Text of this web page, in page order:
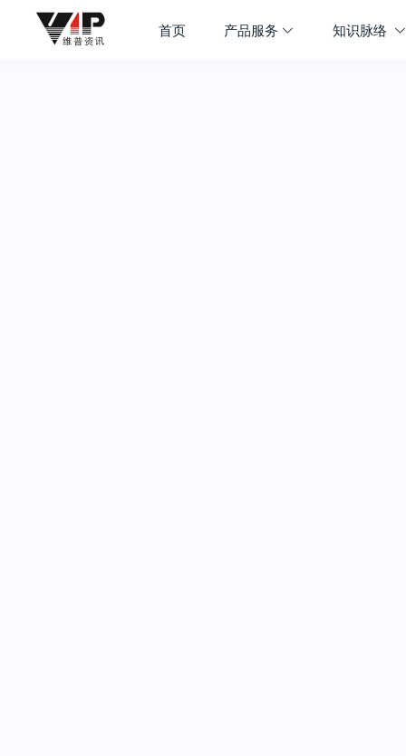
首页 产品服务 知识脉络